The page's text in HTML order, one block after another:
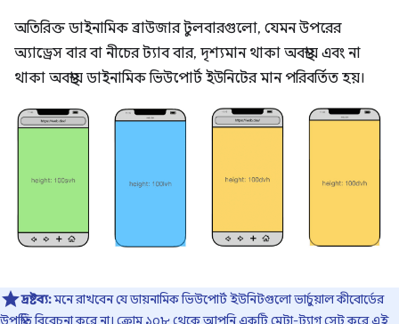
অতিরিক্ত ডাইনামিক ব্রাউজার টুলবারগুলো, যেমন উপরের
অ্যাড্রেস বার বা নীচের ট্যাব বার, দৃশ্যমান থাকা অবস্থায় এবং না
থাকা অবস্থায় ডাইনামিক ভিউপোর্ট ইউনিটের মান পরিবর্তিত হয়।
দ্রষ্টব্য:মনে রাখবেন যে ডায়নামিক ভিউপোর্ট ইউনিটগুলো ভার্চুয়াল কীবোর্ডের
উপস্থিতি বিবেচনা করে না। ক্রোম ১০৮ থেকে আপনিএকটি মেটা-ট্যাগ সেট করে এই